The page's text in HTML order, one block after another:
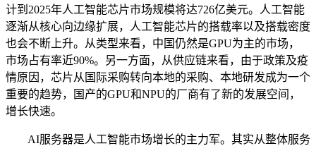
计到2025年人工智能芯片市场规模将达726亿美元。人工智能
逐渐从核心向边缘扩展，人工智能芯片的搭载率以及搭载密度
也会不断上升。从类型来看，中国仍然是GPU为主的市场，
市场占有率近90%。另一方面，从供应链来看，由于政策及疫
情原因，芯片从国际采购转向本地的采购、本地研发成为一个
重要的趋势，国产的GPU和NPU的厂商有了新的发展空间，
增长快速。
AI服务器是人工智能市场增长的主力军。其实从整体服务